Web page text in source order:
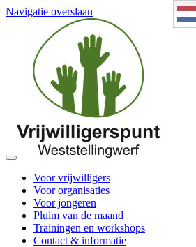
Navigatie overslaan
Voor vrijwilligers
Voor organisaties
Voor jongeren
Pluim van de maand
Trainingen en workshops
Contact & informatie